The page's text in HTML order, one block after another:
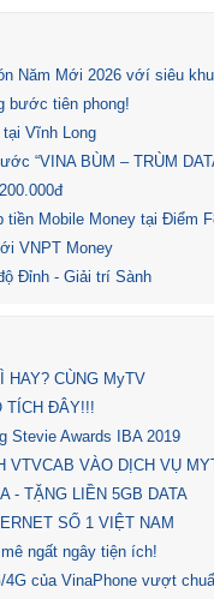
Năm Mới 2026 vớí siêu
bước tiên phong!
tại Vĩnh Long
“VINA BÙM – TRÙM
tiền Mobile Money tại Điểm
VNPT Money
Đỉnh - Giải trí Sành
HAY? CÙNG MyTV
TÍCH ĐÂY!!!
Stevie Awards IBA 2019
VTVCAB VÀO DỊCH VỤ
- TẶNG LIỀN 5GB DATA
SỐ 1 VIỆT NAM
ngất ngây tiện ích!
của VinaPhone vượt